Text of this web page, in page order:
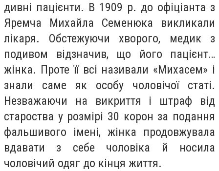
дивні пацієнти. В 1909 р. до офіціанта з
Яремча Михайла Семенюка викликали
лікаря. Обстежуючи хворого, медик з
подивом відзначив, що його пацієнт…
жінка. Проте її всі називали «Михасем» і
знали саме як особу чоловічої статі.
Незважаючи на викриття і штраф від
староства у розмірі 30 корон за подання
фальшивого імені, жінка продовжувала
вдавати з себе чоловіка й носила
чоловічий одяг до кінця життя.